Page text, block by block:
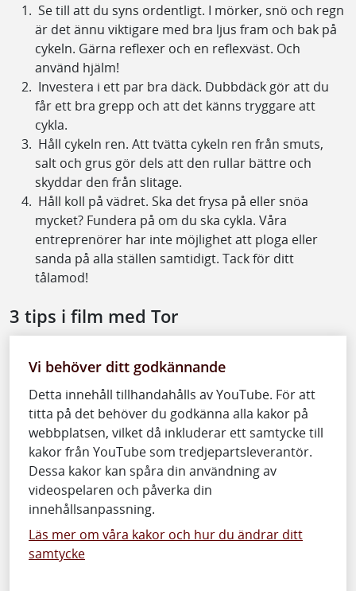
Se till att du syns ordentligt. I mörker, snö och regn
är det ännu viktigare med bra ljus fram och bak på
cykeln. Gärna reflexer och en reflexväst. Och
använd hjälm!
Investera i ett par bra däck. Dubbdäck gör att du
får ett bra grepp och att det känns tryggare att
cykla.
Håll cykeln ren. Att tvätta cykeln ren från smuts,
salt och grus gör dels att den rullar bättre och
skyddar den från slitage.
Håll koll på vädret. Ska det frysa på eller snöa
mycket? Fundera på om du ska cykla. Våra
entreprenörer har inte möjlighet att ploga eller
sanda på alla ställen samtidigt. Tack för ditt
tålamod!
3 tips i film med Tor
Vi behöver ditt godkännande
Detta innehåll tillhandahålls av YouTube. För att
titta på det behöver du godkänna alla kakor på
webbplatsen, vilket då inkluderar ett samtycke till
kakor från YouTube som tredjepartsleverantör.
Dessa kakor kan spåra din användning av
videospelaren och påverka din
innehållsanpassning.
Läs mer om våra kakor och hur du ändrar ditt
samtycke